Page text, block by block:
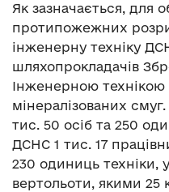
Як зазначається, для
протипожежних
інженерну техніку
шляхопрокладачів
Інженерною технікою
мінералізованих
тис. 50 осіб та 250
ДСНС 1 тис. 17
230 одиниць техніки,
вертольоти, якими 25